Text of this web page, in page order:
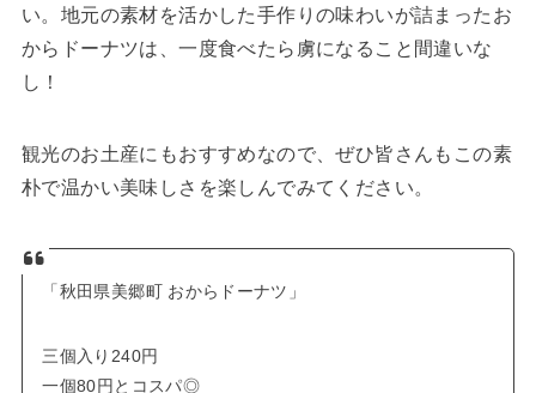
い。地元の素材を活かした手作りの味わいが詰まったお
からドーナツは、一度食べたら虜になること間違いな
し！
観光のお土産にもおすすめなので、ぜひ皆さんもこの素
朴で温かい美味しさを楽しんでみてください。
「秋田県美郷町 おからドーナツ」
三個入り240円
一個80円とコスパ◎